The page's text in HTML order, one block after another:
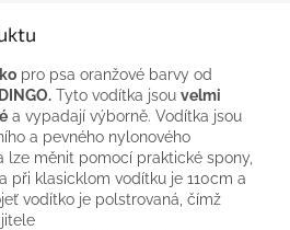
pro psa oranžové barvy od
DINGO. Tyto vodítka jsou velmi
a vypadají výborně. Vodítka jsou
a pevného nylonového
lze měnit pomocí praktické spony,
při klasicklom vodítku je 110cm a
vodítko je polstrovaná , čímž